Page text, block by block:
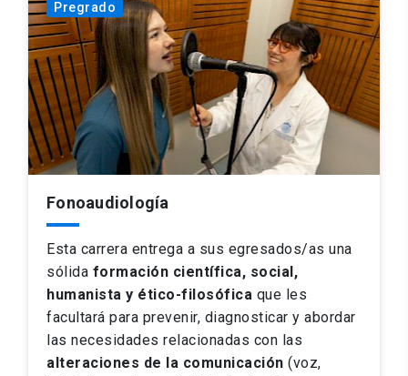
Pregrado
Fonoaudiología
Esta carrera entrega a sus egresados/as una
sólida formación científica, social,
humanista y ético-filosófica que les
facultará para prevenir, diagnosticar y abordar
las necesidades relacionadas con las
alteraciones de la comunicación (voz,